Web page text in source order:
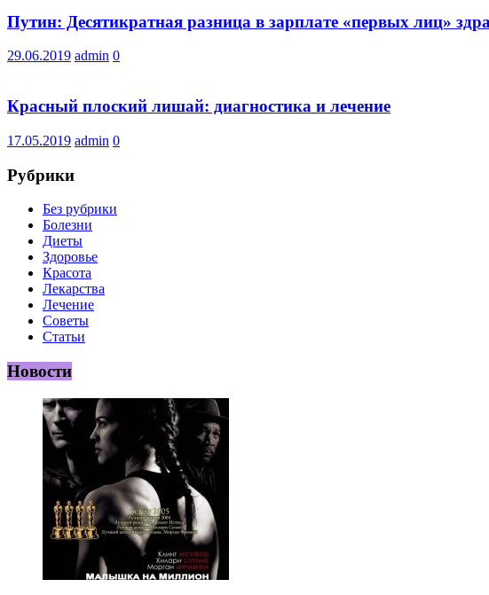
Путин: Десятикратная разница в зарплате «первых лиц»
29.06.2019 admin 0
Красный плоский лишай: диагностика и лечение
17.05.2019 admin 0
Рубрики
Без рубрики
Болезни
Диеты
Здоровье
Красота
Лекарства
Лечение
Советы
Статьи
Новости